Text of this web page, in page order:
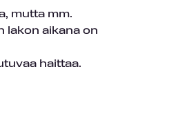
mutta mm.
lakon aikana on
haittaa.